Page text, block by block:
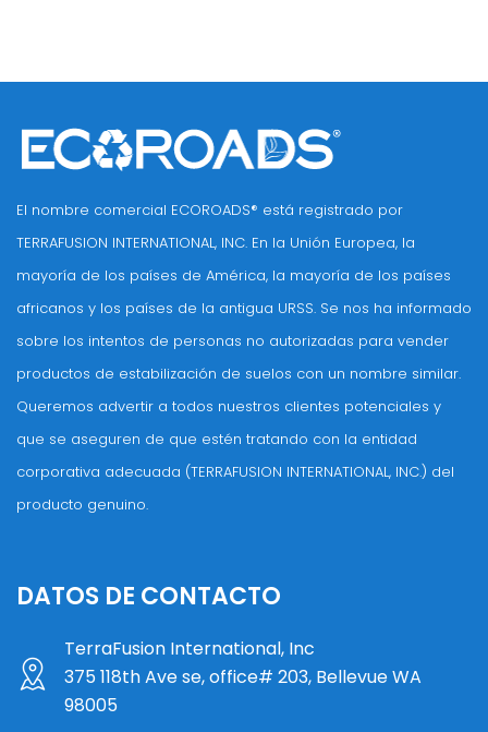
El nombre comercial ECOROADS® está registrado por
TERRAFUSION INTERNATIONAL, INC. En la Unión Europea, la
mayoría de los países de América, la mayoría de los países
africanos y los países de la antigua URSS. Se nos ha informado
sobre los intentos de personas no autorizadas para vender
productos de estabilización de suelos con un nombre similar.
Queremos advertir a todos nuestros clientes potenciales y
que se aseguren de que estén tratando con la entidad
corporativa adecuada (TERRAFUSION INTERNATIONAL, INC.) del
producto genuino.
DATOS DE CONTACTO
TerraFusion International, Inc
375 118th Ave se, office# 203, Bellevue WA
98005